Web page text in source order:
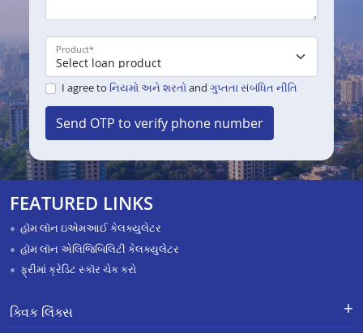
Product*
I agree to નિયમો અને શરતોand ગુપ્તતા સંબંધિત નીતિ
Send OTP to verify phone number
FEATURED LINKS
હૉમ લૉન ઇએમઆઈ કેલક્યુલેટર
હૉમ લૉન એલિજિબિલિટી કેલક્યુલેટર
ફ્રીમાં ક્રેડિટ સ્કૉર ચેક કરો
ક્વિક લિંક્સ